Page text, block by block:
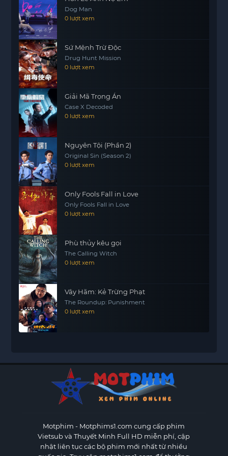
hoàn cảnh khó khăn.
Dog Man
0 lượt xem
Sứ Mệnh Trừ Độc
Drug Hunt Mission
0 lượt xem
Giải Mã Trọng Án
Case X Decoded
0 lượt xem
Nguyên Tội (Phần 2)
Original Sin (Season 2)
0 lượt xem
Only Fools Fall in Love
Only Fools Fall in Love
0 lượt xem
Phù thủy kêu gọi
The Calling Witch
0 lượt xem
Vây Hãm: Kẻ Trừng Phạt
The Roundup: Punishment
0 lượt xem
Motphim - Motphims1.com cung cấp phim
Vietsub và Thuyết Minh Full HD miễn phí, cập
nhật liên tục các bộ phim mới nhất từ nhiều